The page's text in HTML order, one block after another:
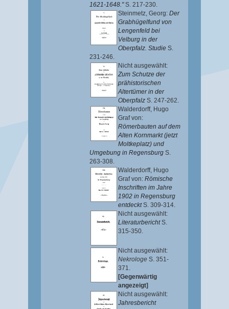
1621-1648."S. 217-230.
Steinmetz, Georg: Der
Grabhügelfund von
Lengenfeld bei
Velburg in der
Oberpfalz. Studie S.
231-246.
Nicht ausgewählt:
Zum Schutze der
prähistorischen
Altertümer in der
Oberpfalz S. 247-262.
Walderdorff, Hugo
Graf von:
Römerbauten auf dem
Alten Kornmarkt (jetzt
Moltkeplatz) und
Umgebung in Regensburg S.
263-308.
Walderdorff, Hugo
Graf von: Römische
Inschriften im Jahre
1902 in Regensburg
entdecktS. 309-314.
Nicht ausgewählt:
LiteraturberichtS.
315-350.
Nicht ausgewählt:
Nekrologe S. 351-
371.
[Gegenwärtig
angezeigt]
Nicht ausgewählt:
Jahresbericht